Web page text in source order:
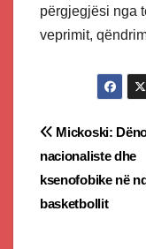
përgjegjësi nga
veprimit,
Post
Mickoski:
nacionaliste dhe
ksenofobike në
basketbollit